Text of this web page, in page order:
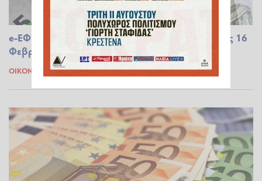
e-ΕΦΚΑ, ΔΥΠΑ: Ο χάρτης των πληρωμών έως τις 16
Φεβρουαρίου
ΟΙΚΟΝΟΜΊΑ 12.02.2024 07:32